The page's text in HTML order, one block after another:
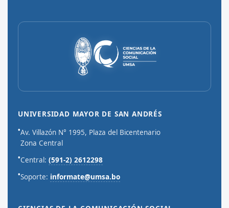
UNIVERSIDAD MAYOR DE SAN ANDRÉS
•Av. Villazón N° 1995, Plaza del Bicentenario
Zona Central
•Central: (591-2) 2612298
•Soporte: informate@umsa.bo